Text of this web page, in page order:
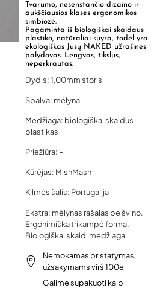
Tvarumo, nesenstančio dizaino ir
aukščiausios klasės ergonomikos
simbiozė.
Pagaminta iš biologiškai skaidaus
plastiko, natūraliai suyra, todėl yra
ekologiškas Jūsų NAKED užrašinės
palydovas. Lengvas, tikslus,
neperkrautas.
Dydis: 1,00mm storis
Spalva: mėlyna
Medžiaga: biologiškai skaidus
plastikas
Priežiūra: –
Kūrėjas: MishMash
Kilmės šalis: Portugalija
Ekstra: mėlynas rašalas be švino.
Ergonimiška trikampė forma.
Biologiškai skaidi medžiaga
Nemokamas pristatymas,
užsakymams virš 100e
Galime supakuoti kaip